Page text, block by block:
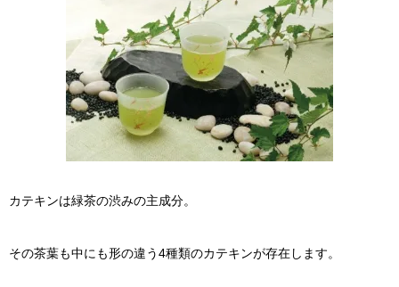
カテキンは緑茶の渋みの主成分。
その茶葉も中にも形の違う4種類のカテキンが存在します。